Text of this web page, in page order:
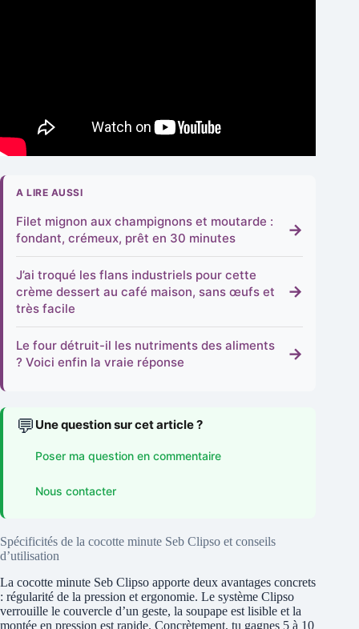
A LIRE AUSSI
Filet mignon aux champignons et moutarde :
fondant, crémeux, prêt en 30 minutes
→
J’ai troqué les flans industriels pour cette
crème dessert au café maison, sans œufs et
très facile
→
Le four détruit-il les nutriments des aliments
? Voici enfin la vraie réponse
→
💬 Une question sur cet article ?
Poser ma question en commentaire
Nous contacter
Spécificités de la cocotte minute Seb Clipso et conseils
d’utilisation
La cocotte minute Seb Clipso apporte deux avantages concrets
: régularité de la pression et ergonomie. Le système Clipso
verrouille le couvercle d’un geste, la soupape est lisible et la
montée en pression est rapide. Concrètement, tu gagnes 5 à 10